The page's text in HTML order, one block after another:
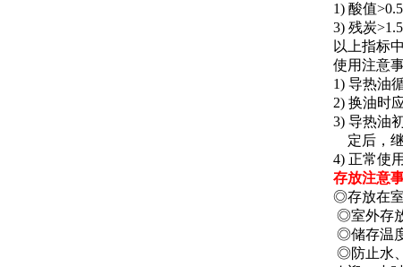
1) 酸值
3) 残炭
以上指标
使用注意
1) 导热油
2) 换油时
3) 导热油
定后，继
4) 正常使
存放注意
◎存放在室
◎室外存
◎储存温
◎防止水